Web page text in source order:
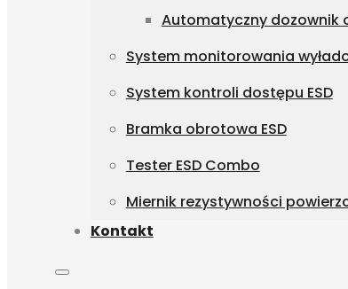
Automatyczny dozownik
System monitorowania
System kontroli dostępu ESD
Bramka obrotowa ESD
Tester ESD Combo
Miernik rezystywności
Kontakt